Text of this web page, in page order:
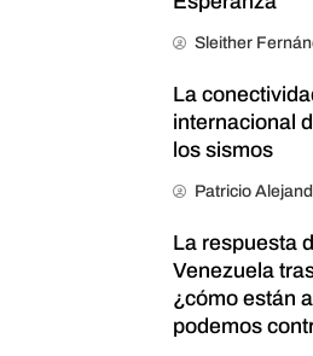
Sleither
La
internacional
los sismos
Patricio
La respuesta
Venezuela
¿cómo están
podemos